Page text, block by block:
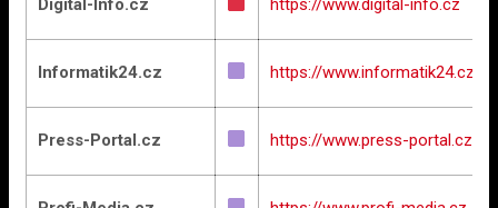
Digital-Info.cz https://www.digital-info.cz
Informatik24.cz https://www.informatik24.cz
Press-Portal.cz https://www.press-portal.cz